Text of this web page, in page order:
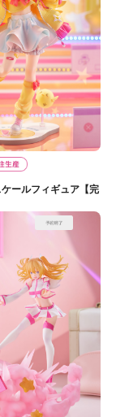
ールフィギュア【完